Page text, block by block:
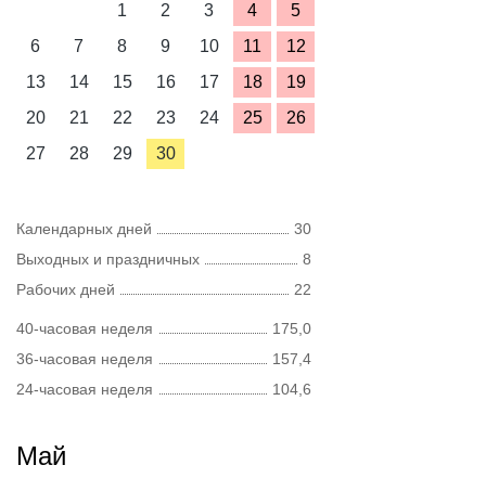
1
2 3 4
5
6
7 8 9 10 11
12
13
14 15 16 17 18
19
20
21 22 23 24 25
26
27
28 29 30
Календарных дней
30
Выходных и праздничных
8
Рабочих дней
22
40-часовая неделя
175,0
36-часовая неделя
157,4
24-часовая неделя
104,6
Май